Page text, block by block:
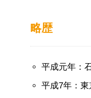
略歴
平成元年：
平成7年：東